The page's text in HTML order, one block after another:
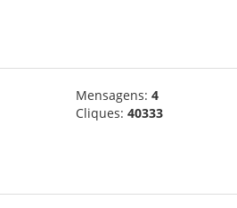
Mensagens: 4
Cliques: 40333